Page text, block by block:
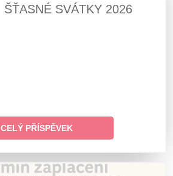
ŠŤASNÉ SVÁTKY 2026
CELÝ PŘÍSPĚVEK